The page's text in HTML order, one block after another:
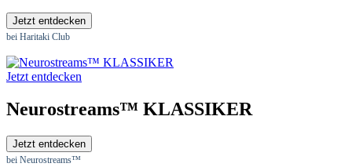
Jetzt entdecken
bei Haritaki Club
Jetzt entdecken
Neurostreams™ KLASSIKER
Jetzt entdecken
bei Neurostreams™